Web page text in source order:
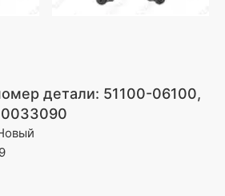
детали: 51100-06100,